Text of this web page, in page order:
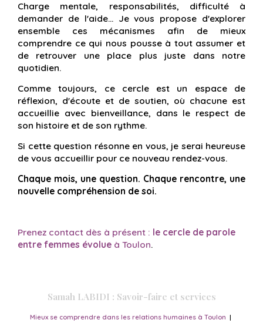
Charge mentale, responsabilités, difficulté à
demander de l'aide… Je vous propose d'explorer
ensemble ces mécanismes afin de mieux
comprendre ce qui nous pousse à tout assumer et
de retrouver une place plus juste dans notre
quotidien.
Comme toujours, ce cercle est un espace de
réflexion, d'écoute et de soutien, où chacune est
accueillie avec bienveillance, dans le respect de
son histoire et de son rythme.
Si cette question résonne en vous, je serai heureuse
de vous accueillir pour ce nouveau rendez-vous.
Chaque mois, une question. Chaque rencontre, une
nouvelle compréhension de soi.
Prenez contact dès à présent : le cercle de parole
entre femmes évolue à Toulon.
Samah LABIDI : Savoir-faire et services
Mieux se comprendre dans les relations humaines à Toulon |